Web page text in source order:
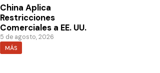
China Aplica
Restricciones
Comerciales a EE. UU.
5 de agosto, 2026
MÁS